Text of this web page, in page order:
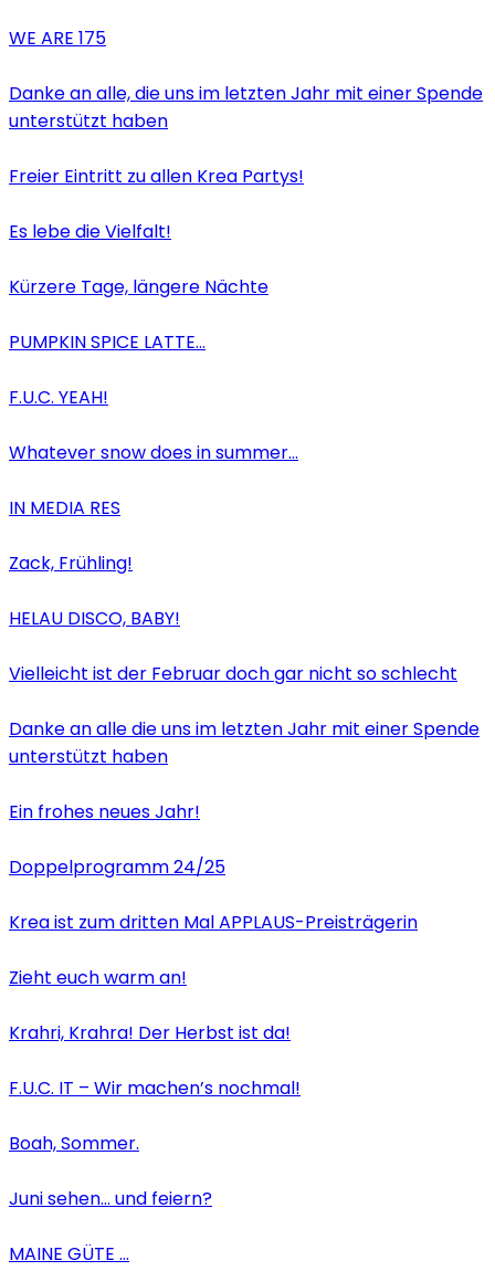
WE ARE 175
Danke an alle, die uns im letzten Jahr mit einer Spende
unterstützt haben
Freier Eintritt zu allen Krea Partys!
Es lebe die Vielfalt!
Kürzere Tage, längere Nächte
PUMPKIN SPICE LATTE…
F.U.C. YEAH!
Whatever snow does in summer…
IN MEDIA RES
Zack, Frühling!
HELAU DISCO, BABY!
Vielleicht ist der Februar doch gar nicht so schlecht
Danke an alle die uns im letzten Jahr mit einer Spende
unterstützt haben
Ein frohes neues Jahr!
Doppelprogramm 24/25
Krea ist zum dritten Mal APPLAUS-Preisträgerin
Zieht euch warm an!
Krahri, Krahra! Der Herbst ist da!
F.U.C. IT – Wir machen’s nochmal!
Boah, Sommer.
Juni sehen… und feiern?
MAINE GÜTE …